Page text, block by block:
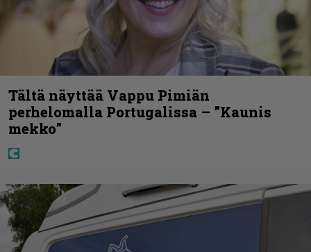
Tältä näyttää Vappu Pimiän
perhelomalla Portugalissa – ”Kaunis
mekko”